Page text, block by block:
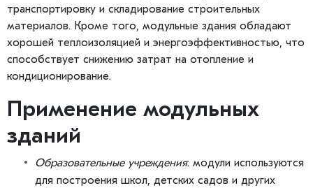
транспортировку и складирование строительных
материалов. Кроме того, модульные здания обладают
хорошей теплоизоляцией и энергоэффективностью, что
способствует снижению затрат на отопление и
кондиционирование.
Применение модульных
зданий
Образовательные учреждения: модули используются
для построения школ, детских садов и других